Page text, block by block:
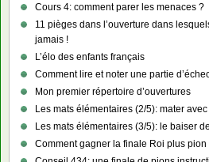
Cours 4: comment parer les menaces ?
11 pièges dans l’ouverture dans
jamais !
L’élo des enfants français
Comment lire et noter une partie
Mon premier répertoire d’ouvertures
Les mats élémentaires (2/5): mater
Les mats élémentaires (3/5): le baiser
Comment gagner la finale Roi plus pion